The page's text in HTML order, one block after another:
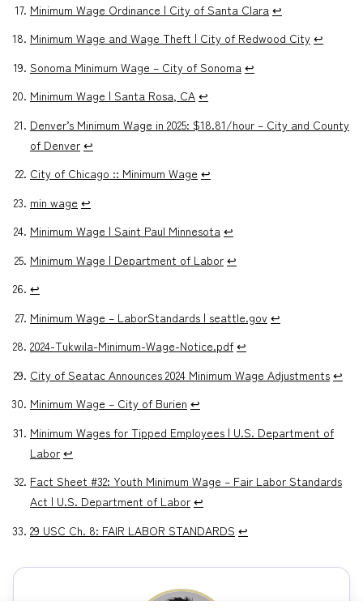
Minimum Wage Ordinance | City of Santa Clara ↩︎
Minimum Wage and Wage Theft | City of Redwood City ↩︎
Sonoma Minimum Wage – City of Sonoma ↩︎
Minimum Wage | Santa Rosa, CA ↩︎
Denver’s Minimum Wage in 2025: $18.81/hour – City and County
of Denver ↩︎
City of Chicago :: Minimum Wage ↩︎
min wage ↩︎
Minimum Wage | Saint Paul Minnesota ↩︎
Minimum Wage | Department of Labor ↩︎
↩︎
Minimum Wage – LaborStandards | seattle.gov ↩︎
2024-Tukwila-Minimum-Wage-Notice.pdf ↩︎
City of Seatac Announces 2024 Minimum Wage Adjustments ↩︎
Minimum Wage – City of Burien ↩︎
Minimum Wages for Tipped Employees | U.S. Department of
Labor ↩︎
Fact Sheet #32: Youth Minimum Wage – Fair Labor Standards
Act | U.S. Department of Labor ↩︎
29 USC Ch. 8: FAIR LABOR STANDARDS ↩︎